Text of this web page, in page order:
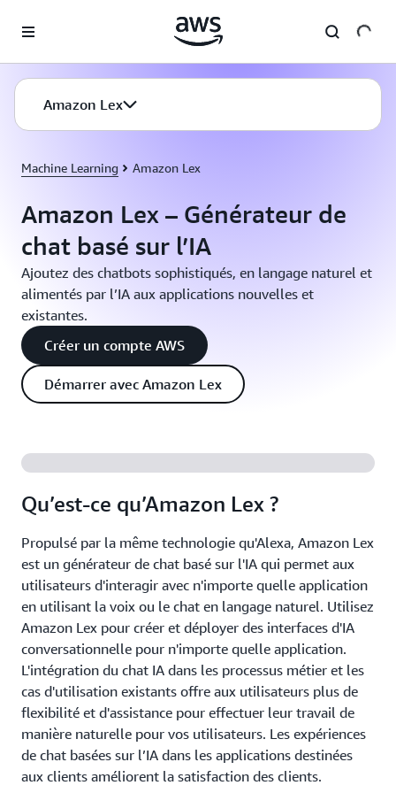
Amazon Lex
Machine Learning Amazon Lex
Amazon Lex – Générateur de
chat basé sur l’IA
Ajoutez des chatbots sophistiqués, en langage naturel et
alimentés par l’IA aux applications nouvelles et
existantes.
Créer un compte AWS
Démarrer avec Amazon Lex
Qu’est-ce qu’Amazon Lex ?
Propulsé par la même technologie qu'Alexa, Amazon Lex
est un générateur de chat basé sur l'IA qui permet aux
utilisateurs d'interagir avec n'importe quelle application
en utilisant la voix ou le chat en langage naturel. Utilisez
Amazon Lex pour créer et déployer des interfaces d'IA
conversationnelle pour n'importe quelle application.
L'intégration du chat IA dans les processus métier et les
cas d'utilisation existants offre aux utilisateurs plus de
flexibilité et d'assistance pour effectuer leur travail de
manière naturelle pour vos utilisateurs. Les expériences
de chat basées sur l’IA dans les applications destinées
aux clients améliorent la satisfaction des clients.